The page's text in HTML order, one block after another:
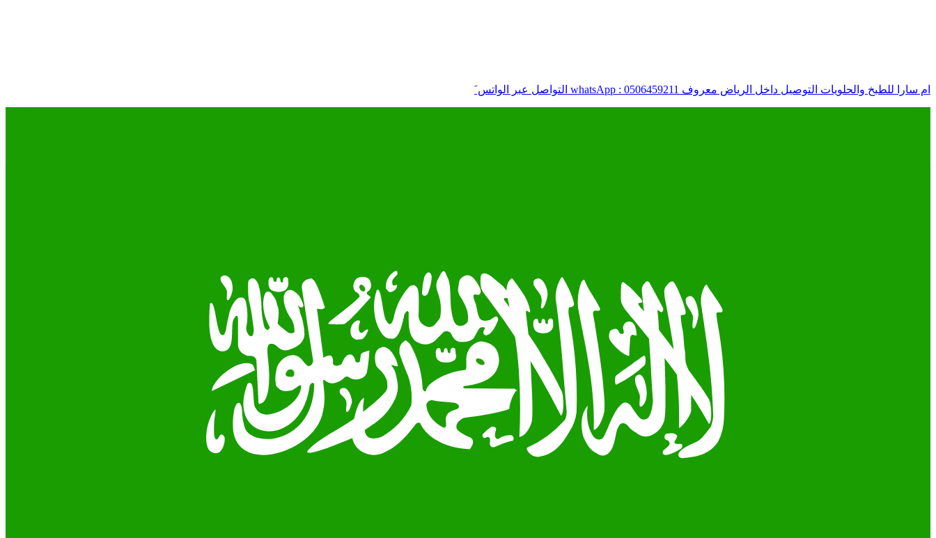
ام سارا للطبخ والحلويات التوصيل داخل الرياض معروف whatsApp : 0506459211 التواصل عبر الواتس َ